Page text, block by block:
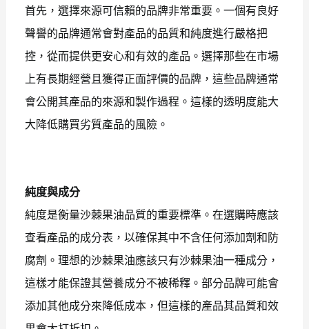
首先，選擇來源可信賴的品牌非常重要。一個有良好
聲譽的品牌通常會對產品的品質和純度進行嚴格把
控，從而提供更安心和有效的產品。選擇那些在市場
上有長期經營且獲得正面評價的品牌，這些品牌通常
會公開其產品的來源和製作過程。這樣的透明度能大
大降低購買劣質產品的風險。
純度與成分
純度是衡量沙棘果油品質的重要標準。在選購時應該
查看產品的成分表，以確保其中不含任何添加劑和防
腐劑。理想的沙棘果油應該只有沙棘果油一種成分，
這樣才能保證其營養成分不被稀釋。部分品牌可能會
添加其他成分來降低成本，但這樣的產品其品質和效